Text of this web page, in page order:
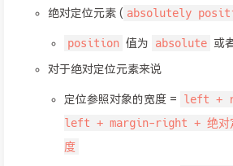
绝对定位元素 ( absolutely
position 值为 absolute 或
对于绝对定位元素来说
定位参照对象的宽度 =
left +
left + margin-right + 绝对定
度